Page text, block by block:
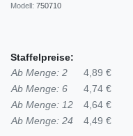
Modell: 750710
Staffelpreise:
Ab Menge: 2
4,89 €
Ab Menge: 6
4,74 €
Ab Menge: 12
4,64 €
Ab Menge: 24
4,49 €